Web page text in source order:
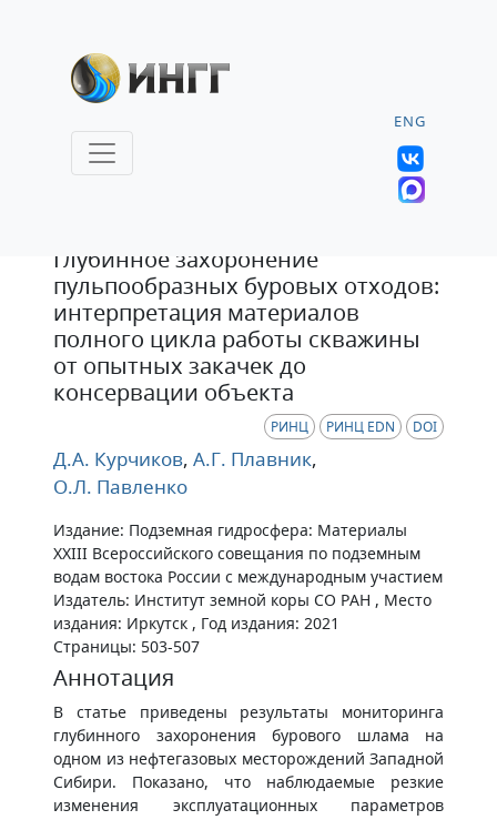
ENG
Глубинное захоронение
пульпообразных буровых отходов:
интерпретация материалов
полного цикла работы скважины
от опытных закачек до
консервации объекта
РИНЦ РИНЦ EDN DOI
Д.А. Курчиков, А.Г. Плавник,
О.Л. Павленко
Издание: Подземная гидросфера: Материалы
XXIII Всероссийского совещания по подземным
водам востока России с международным участием
Издатель: Институт земной коры СО РАН , Место
издания: Иркутск , Год издания: 2021
Страницы: 503-507
Аннотация
В статье приведены результаты мониторинга
глубинного захоронения бурового шлама на
одном из нефтегазовых месторождений Западной
Сибири. Показано, что наблюдаемые резкие
изменения эксплуатационных параметров